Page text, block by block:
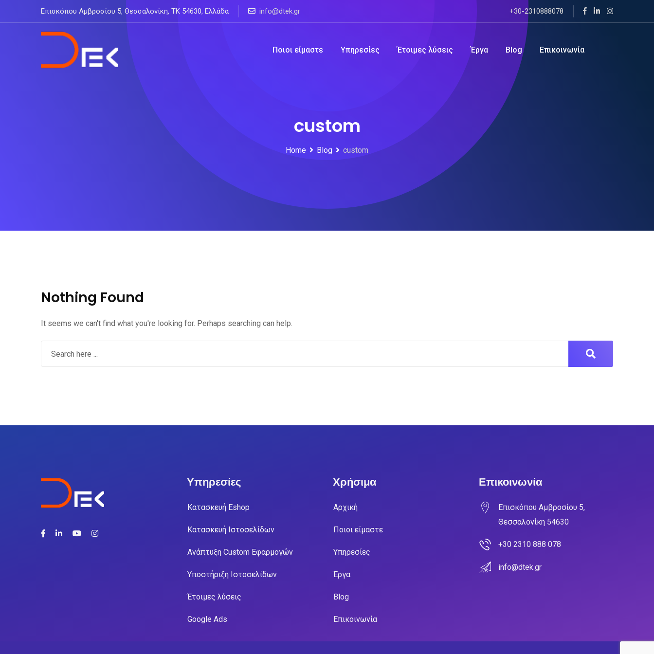
to
Επισκόπου Αμβροσίου 5, Θεσσαλονίκη, ΤΚ 54630, Ελλάδα info@dtek.gr +30-2310888078
Ποιοι είμαστε Υπηρεσίες Έτοιμες λύσεις Έργα Blog Επικοινωνία
custom
Home Blog custom
Nothing Found
It seems we can't find what you're looking for. Perhaps searching can help.
Υπηρεσίες
Κατασκευή Eshop
Κατασκευή Ιστοσελίδων
Ανάπτυξη Custom Εφαρμογών
Υποστήριξη Ιστοσελίδων
Έτοιμες λύσεις
Google Ads
Χρήσιμα
Αρχική
Ποιοι είμαστε
Υπηρεσίες
Έργα
Blog
Επικοινωνία
Επικοινωνία
Επισκόπου Αμβροσίου 5,
Θεσσαλονίκη 54630
+30 2310 888 078
info@dtek.gr